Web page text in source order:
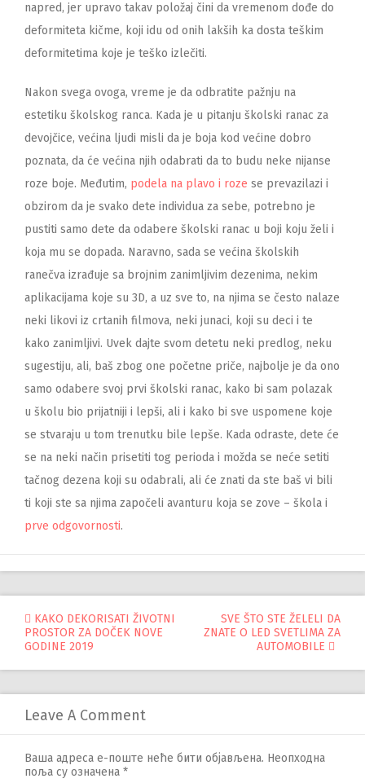
napred, jer upravo takav položaj čini da vremenom dođe do
deformiteta kičme, koji idu od onih lakših ka dosta teškim
deformitetima koje je teško izlečiti.
Nakon svega ovoga, vreme je da odbratite pažnju na
estetiku školskog ranca. Kada je u pitanju školski ranac za
devojčice, većina ljudi misli da je boja kod većine dobro
poznata, da će većina njih odabrati da to budu neke nijanse
roze boje. Međutim, podela na plavo i roze se prevazilazi i
obzirom da je svako dete individua za sebe, potrebno je
pustiti samo dete da odabere školski ranac u boji koju želi i
koja mu se dopada. Naravno, sada se većina školskih
ranečva izrađuje sa brojnim zanimljivim dezenima, nekim
aplikacijama koje su 3D, a uz sve to, na njima se često nalaze
neki likovi iz crtanih filmova, neki junaci, koji su deci i te
kako zanimljivi. Uvek dajte svom detetu neki predlog, neku
sugestiju, ali, baš zbog one početne priče, najbolje je da ono
samo odabere svoj prvi školski ranac, kako bi sam polazak
u školu bio prijatniji i lepši, ali i kako bi sve uspomene koje
se stvaraju u tom trenutku bile lepše. Kada odraste, dete će
se na neki način prisetiti tog perioda i možda se neće setiti
tačnog dezena koji su odabrali, ali će znati da ste baš vi bili
ti koji ste sa njima započeli avanturu koja se zove – škola i
prve odgovornosti.
Управљање
објавама
KAKO DEKORISATI ŽIVOTNI
PROSTOR ZA DOČEK NOVE
GODINE 2019
SVE ŠTO STE ŽELELI DA
ZNATE O LED SVETLIMA ZA
AUTOMOBILE
Leave A Comment
Ваша адреса е-поште неће бити објављена. Неопходна
поља су означена *